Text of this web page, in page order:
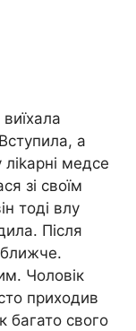
а
медсе
зі своїм
тоді влу
Після
ближче.
Чоловік
приходив
багато свого